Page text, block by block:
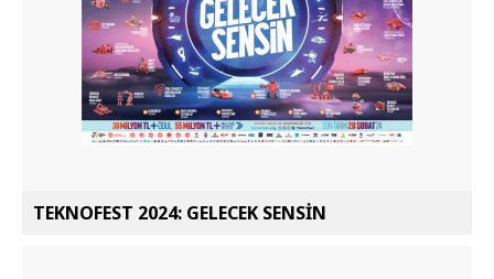
TEKNOFEST 2024: GELECEK SENSİN